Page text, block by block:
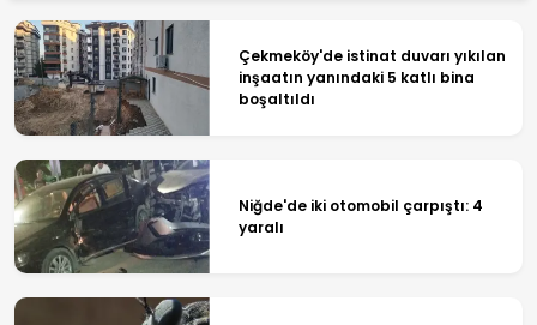
Çekmeköy'de istinat duvarı yıkılan
inşaatın yanındaki 5 katlı bina
boşaltıldı
Niğde'de iki otomobil çarpıştı: 4
yaralı